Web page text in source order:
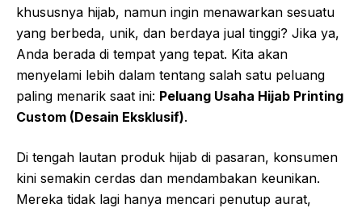
khususnya hijab, namun ingin menawarkan sesuatu
yang berbeda, unik, dan berdaya jual tinggi? Jika ya,
Anda berada di tempat yang tepat. Kita akan
menyelami lebih dalam tentang salah satu peluang
paling menarik saat ini: Peluang Usaha Hijab Printing
Custom (Desain Eksklusif).
Di tengah lautan produk hijab di pasaran, konsumen
kini semakin cerdas dan mendambakan keunikan.
Mereka tidak lagi hanya mencari penutup aurat,